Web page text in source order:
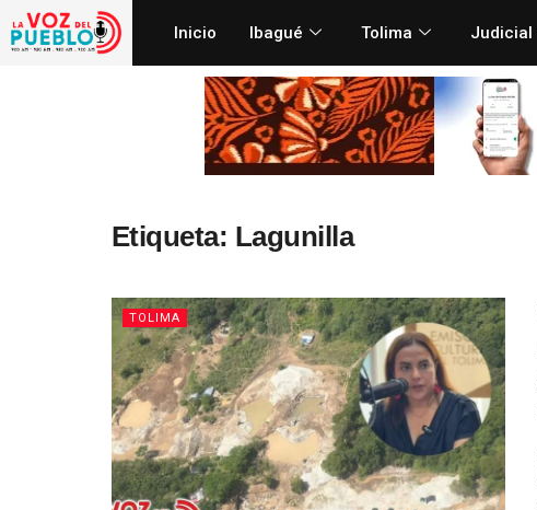
Inicio Ibagué Tolima Judicial
Etiqueta: Lagunilla
TOLIMA